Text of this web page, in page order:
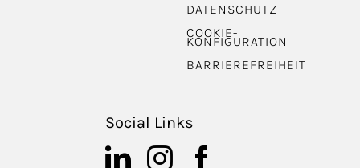
DATENSCHUTZ
COOKIE-
KONFIGURATION
BARRIEREFREIHEIT
Social Links